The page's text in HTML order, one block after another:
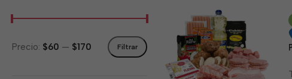
Filtrar
Precio: $60 — $170